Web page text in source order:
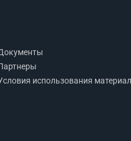
использования